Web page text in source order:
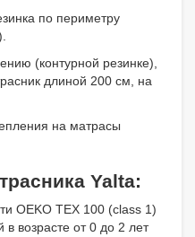
по периметру
(контурной резинке),
длиной 200 см, на
на матрасы
Yalta:
OEKO TEX 100 (class 1)
возрасте от 0 до 2 лет